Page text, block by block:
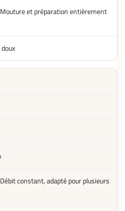
Mouture et préparation entièrement
Débit constant, adapté pour plusieurs